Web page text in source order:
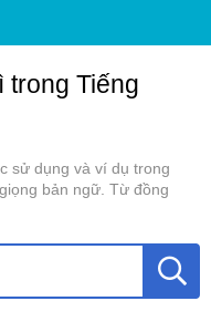
trong Tiếng
sử dụng và ví dụ trong
bản ngữ. Từ đồng